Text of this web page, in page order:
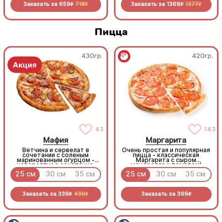
Заказать за 659R 718R Заказать за 1369R 1377R
Пицца
430гр.
43
Мафия
Ветчина и сервелат в
сочетании с соленым
маринованным огурцом -
невероятное сочетание,
которое нужно
попробовать!
25 см 30 см 35 см
Заказать за 339R 439R
420гр.
143
Маргарита
Очень простая и популярная
пицца - классическая
Маргарита с сыром
моцарелла и томатом!
25 см 30 см 35 см
Заказать за 399R